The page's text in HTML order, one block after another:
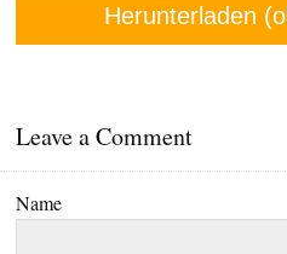
Herunterladen
Leave a Comment
Name